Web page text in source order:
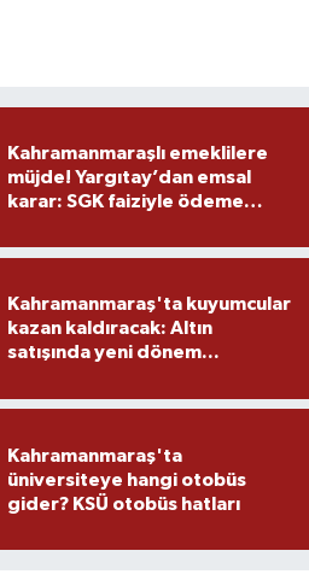
Kahramanmaraşlı emeklilere
müjde! Yargıtay’dan emsal
karar: SGK faiziyle ödeme
Kahramanmaraş'ta kuyumcular
kazan kaldıracak: Altın
satışında yeni dönem...
Kahramanmaraş'ta
üniversiteye hangi otobüs
gider? KSÜ otobüs hatları